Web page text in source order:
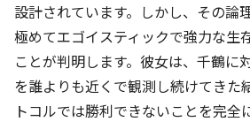
設計されています。しかし、その論
極めてエゴイスティックで強力な生
ことが判明します。彼女は、千鶴に
を誰よりも近くで観測し続けてきた
トコルでは勝利できないことを完全